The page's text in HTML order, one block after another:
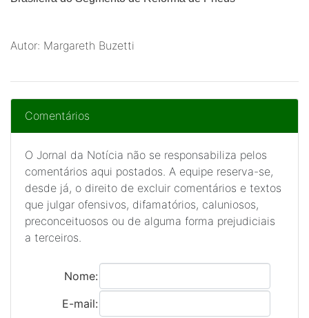
Autor: Margareth Buzetti
Comentários
O Jornal da Notícia não se responsabiliza pelos
comentários aqui postados. A equipe reserva-se,
desde já, o direito de excluir comentários e textos
que julgar ofensivos, difamatórios, caluniosos,
preconceituosos ou de alguma forma prejudiciais
a terceiros.
Nome:
E-mail: